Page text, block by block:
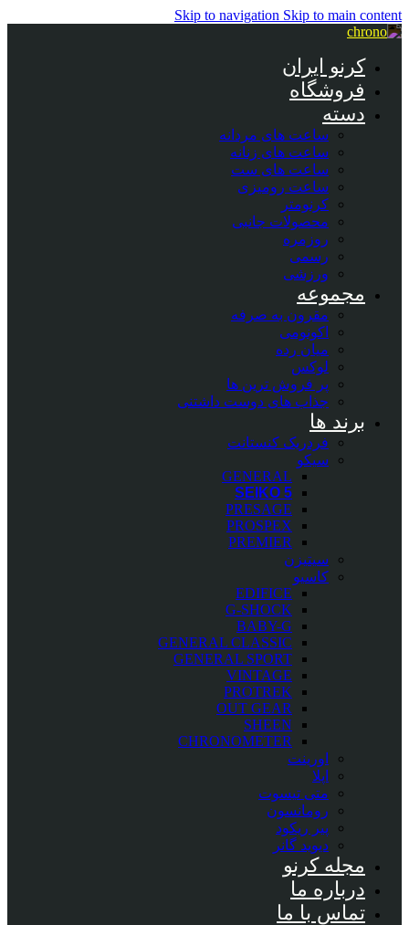
Skip to navigation Skip to main content
کرنو ایران
فروشگاه
دسته
ساعت های مردانه
ساعت های زنانه
ساعت های ست
ساعت رومیزی
کرنومتر
محصولات جانبی
روزمره
رسمی
ورزشی
مجموعه
مقرون به صرفه
اکونومی
میان رده
لوکس
پر فروش ترین ها
جذاب های دوست داشتنی
برند ها
فردریک کنستانت
سیکو
GENERAL
SEIKO 5
PRESAGE
PROSPEX
PREMIER
سیتیزن
کاسیو
EDIFICE
G-SHOCK
BABY-G
GENERAL CLASSIC
GENERAL SPORT
VINTAGE
PROTREK
OUT GEAR
SHEEN
CHRONOMETER
اورینت
اپلا
متی تیسوت
رومانسون
پیر ریکود
دیوید گانر
مجله کرنو
درباره ما
تماس با ما